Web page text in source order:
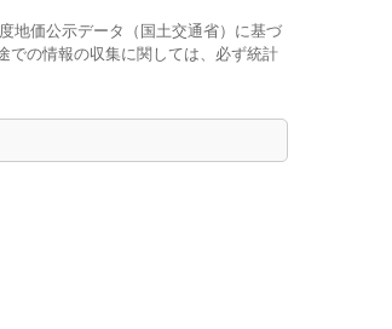
地価公示データ（国土交通省）に基づ
での情報の収集に関しては、必ず統計